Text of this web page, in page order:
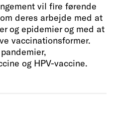
vil fire førende
deres arbejde med at
og epidemier og med at
vaccinationsformer.
og HPV-vaccine.